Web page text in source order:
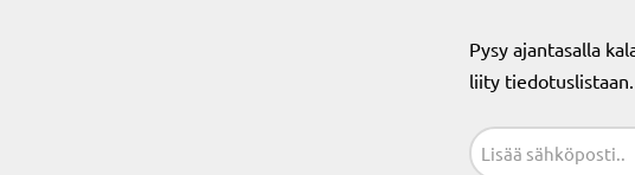
Pysy ajantasalla
liity tiedotuslistaan.
Sähköposti